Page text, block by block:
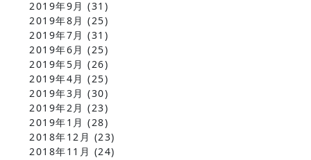
2019年9月 (31)
2019年8月 (25)
2019年7月 (31)
2019年6月 (25)
2019年5月 (26)
2019年4月 (25)
2019年3月 (30)
2019年2月 (23)
2019年1月 (28)
2018年12月 (23)
2018年11月 (24)